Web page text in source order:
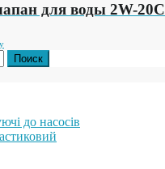
для воды 2W-
до насосів